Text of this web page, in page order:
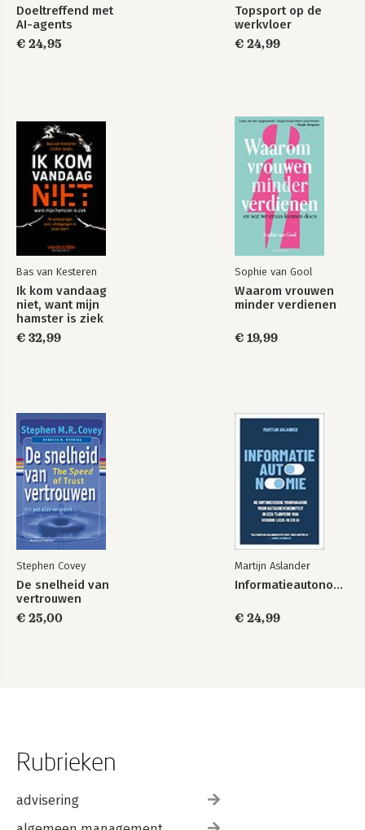
Doeltreffend met
AI-agents
€ 24,95
Topsport op de
werkvloer
€ 24,99
Bas van Kesteren
Ik kom vandaag
niet, want mijn
hamster is ziek
€ 32,99
Sophie van Gool
Waarom vrouwen
minder verdienen
€ 19,99
Stephen Covey
De snelheid van
vertrouwen
€ 25,00
Martijn Aslander
Informatieautonomie
€ 24,99
Rubrieken
advisering